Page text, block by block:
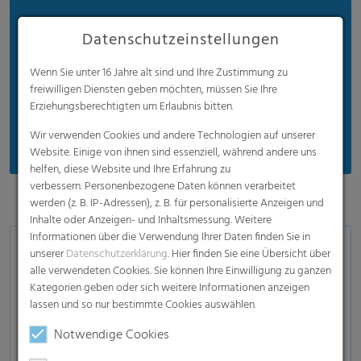
Hohe Durchdringungsraten
Niedrige Wiederbenetzungsraten
Sehr leicht
Robust
Maßgeschneiderte Lösungen
Anwendungen
Topsheet für Monatsbinden
Topsheet für Slipeinlagen
Inkontinenzprodukte
Datenschutzeinstellungen
Wenn Sie unter 16 Jahre alt sind und Ihre Zustimmung zu
freiwilligen Diensten geben möchten, müssen Sie Ihre
Erziehungsberechtigten um Erlaubnis bitten.
Wir verwenden Cookies und andere Technologien auf unserer
Website. Einige von ihnen sind essenziell, während andere uns
helfen, diese Website und Ihre Erfahrung zu
verbessern. Personenbezogene Daten können verarbeitet
werden (z. B. IP-Adressen), z. B. für personalisierte Anzeigen und
Inhalte oder Anzeigen- und Inhaltsmessung. Weitere
Informationen über die Verwendung Ihrer Daten finden Sie in
unsererDatenschutzerklärung. Hier finden Sie eine Übersicht über
alle verwendeten Cookies. Sie können Ihre Einwilligung zu ganzen
Kategorien geben oder sich weitere Informationen anzeigen
lassen und so nur bestimmte Cookies auswählen.
Notwendige Cookies